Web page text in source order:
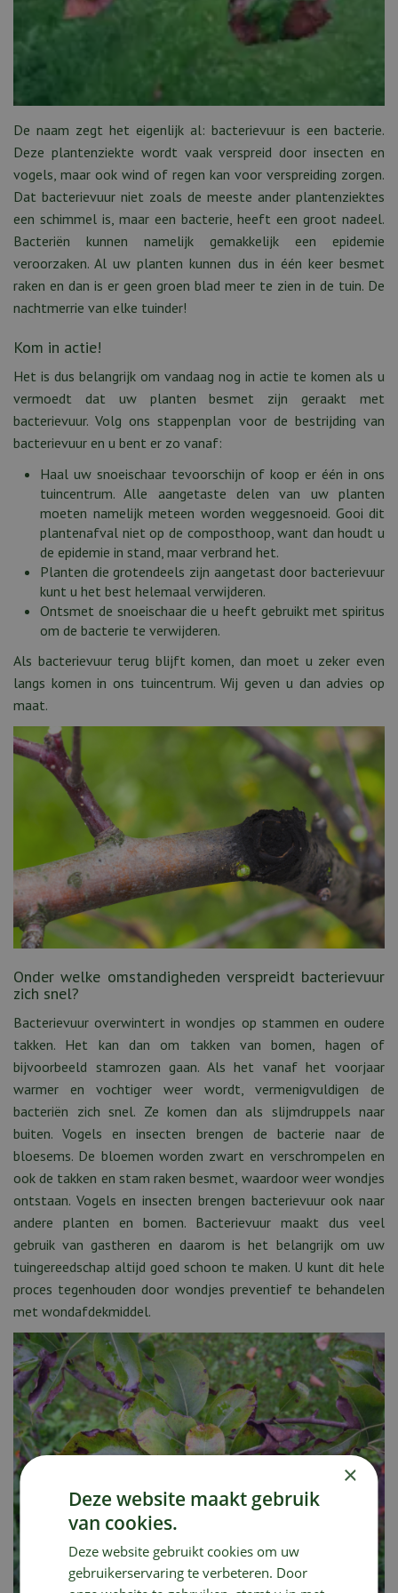
De naam zegt het eigenlijk al: bacterievuur is een bacterie.
Deze plantenziekte wordt vaak verspreid door insecten en
vogels, maar ook wind of regen kan voor verspreiding zorgen.
Dat bacterievuur niet zoals de meeste ander plantenziektes
een schimmel is, maar een bacterie, heeft een groot nadeel.
Bacteriën kunnen namelijk gemakkelijk een epidemie
veroorzaken. Al uw planten kunnen dus in één keer besmet
raken en dan is er geen groen blad meer te zien in de tuin. De
nachtmerrie van elke tuinder!
Kom in actie!
Het is dus belangrijk om vandaag nog in actie te komen als u
vermoedt dat uw planten besmet zijn geraakt met
bacterievuur. Volg ons stappenplan voor de bestrijding van
bacterievuur en u bent er zo vanaf:
Haal uw snoeischaar tevoorschijn of koop er één in ons
tuincentrum. Alle aangetaste delen van uw planten
moeten namelijk meteen worden weggesnoeid. Gooi dit
plantenafval niet op de composthoop, want dan houdt u
de epidemie in stand, maar verbrand het.
Planten die grotendeels zijn aangetast door bacterievuur
kunt u het best helemaal verwijderen.
Ontsmet de snoeischaar die u heeft gebruikt met spiritus
om de bacterie te verwijderen.
Als bacterievuur terug blijft komen, dan moet u zeker even
langs komen in ons tuincentrum. Wij geven u dan advies op
maat.
Onder welke omstandigheden verspreidt bacterievuur
zich snel?
Bacterievuur overwintert in wondjes op stammen en oudere
takken. Het kan dan om takken van bomen, hagen of
bijvoorbeeld stamrozen gaan. Als het vanaf het voorjaar
warmer en vochtiger weer wordt, vermenigvuldigen de
bacteriën zich snel. Ze komen dan als slijmdruppels naar
buiten. Vogels en insecten brengen de bacterie naar de
bloesems. De bloemen worden zwart en verschrompelen en
ook de takken en stam raken besmet, waardoor weer wondjes
ontstaan. Vogels en insecten brengen bacterievuur ook naar
andere planten en bomen. Bacterievuur maakt dus veel
gebruik van gastheren en daarom is het belangrijk om uw
tuingereedschap altijd goed schoon te maken. U kunt dit hele
proces tegenhouden door wondjes preventief te behandelen
met wondafdekmiddel.
×
Deze website maakt gebruik
van cookies.
Deze website gebruikt cookies om uw
gebruikerservaring te verbeteren. Door